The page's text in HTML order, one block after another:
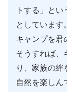
トする」と
としています。
キャンプを君
そうすれば、
り、家族の絆
自然を楽しん